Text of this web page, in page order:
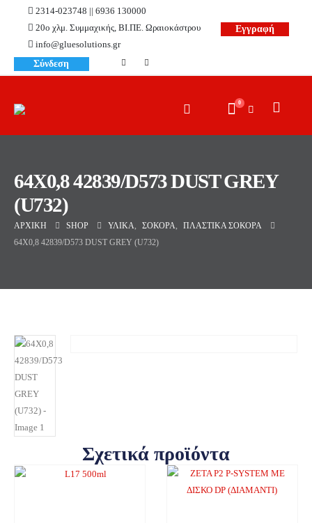
2314-023748 || 6936 130000
20ο χλμ. Συμμαχικής, ΒΙ.ΠΕ. Ωραιοκάστρου
info@gluesolutions.gr
Εγγραφή
Σύνδεση
0
64X0,8 42839/D573 DUST GREY
(U732)
ΑΡΧΙΚΉ SHOP ΥΛΙΚΆ, ΣΌΚΟΡΑ,
ΠΛΑΣΤΙΚΆ ΣΌΚΟΡΑ
64X0,8 42839/D573 DUST GREY (U732)
Σχετικά προϊόντα